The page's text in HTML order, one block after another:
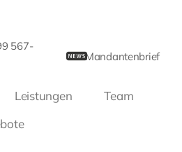
567-
Mandantenbrief
Leistungen
Team